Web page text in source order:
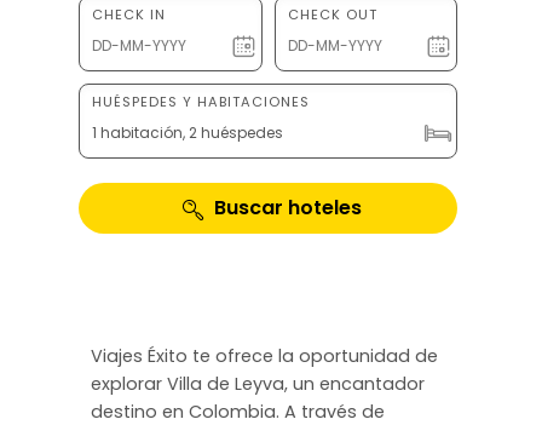
CHECK IN CHECK OUT
HUÉSPEDES Y HABITACIONES
1 habitación, 2 huéspedes
Buscar hoteles
Viajes Éxito te ofrece la oportunidad de
explorar Villa de Leyva, un encantador
destino en Colombia. A través de